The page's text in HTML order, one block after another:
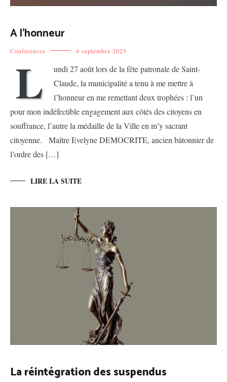
A l’honneur
Conférences 4 septembre 2023
L
undi 27 août lors de la fête patronale de Saint-
Claude, la municipalité a tenu à me mettre à
l’honneur en me remettant deux trophées : l’un
pour mon indéfectible engagement aux côtés des citoyens en
souffrance, l’autre la médaille de la Ville en m’y sacrant
citoyenne. Maître Evelyne DEMOCRITE, ancien bâtonnier de
l’ordre des […]
LIRE LA SUITE
La réintégration des suspendus